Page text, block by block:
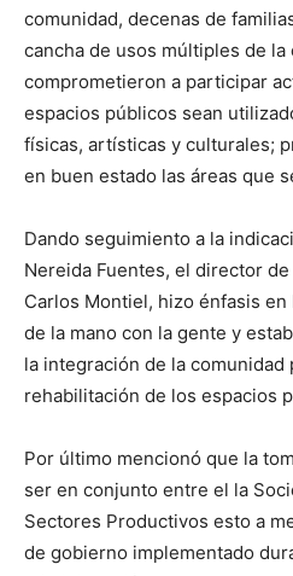
comunidad, decenas de
cancha de usos múltiples de la
comprometieron a participar
espacios públicos sean
físicas, artísticas y culturales;
en buen estado las áreas que
Dando seguimiento a la
Nereida Fuentes, el director
Carlos Montiel, hizo énfasis
de la mano con la gente y
la integración de la comunidad
rehabilitación de los espacios
Por último mencionó que la
ser en conjunto entre el la
Sectores Productivos esto a
de gobierno implementado